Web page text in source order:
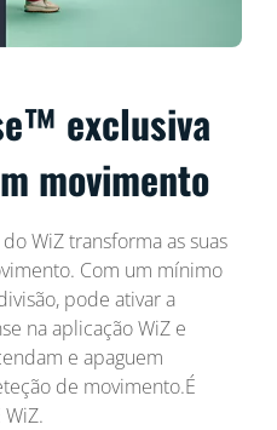
exclusiva
movimento
WiZ transforma as suas
Com um mínimo
pode ativar a
na aplicação WiZ e
e apaguem
de movimento.É